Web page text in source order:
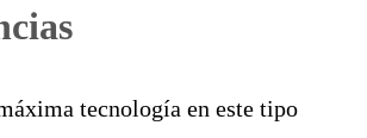
tecnología en este tipo